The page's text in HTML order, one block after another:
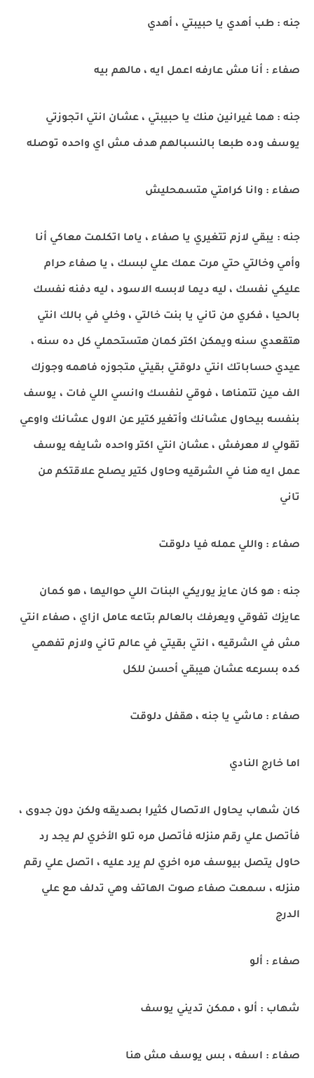
جنه : طب أهدي يا حبيبتي ، أهدي
صفاء : أنا مش عارفه اعمل ايه ، مالهم بيه
جنه : هما غيرانين منك يا حبيبتي ، عشان انتي اتجوزتي
يوسف وده طبعا بالنسبالهم هدف مش اي واحده توصله
صفاء : وانا كرامتي متسمحليش
جنه : يبقي لازم تتغيري يا صفاء ، ياما اتكلمت معاكي أنا
وأمي وخالتي حتي مرت عمك علي لبسك ، يا صفاء حرام
عليكي نفسك ، ليه ديما لابسه الاسود ، ليه دفنه نفسك
بالحيا ، فكري من تاني يا بنت خالتي ، وخلي في بالك انتي
هتقعدي سنه ويمكن اكتر كمان هتستحملي كل ده سنه ،
عيدي حساباتك انتي دلوقتي بقيتي متجوزه فاهمه وجوزك
الف مين تتمناها ، فوقي لنفسك وانسي اللي فات ، يوسف
بنفسه بيحاول عشانك وأتغير كتير عن الاول عشانك واوعي
تقولي لا معرفش ، عشان انتي اكتر واحده شايفه يوسف
عمل ايه هنا في الشرقيه وحاول كتير يصلح علاقتكم من
تاني
صفاء : واللي عمله فيا دلوقت
جنه : هو كان عايز يوريكي البنات اللي حواليها ، هو كمان
عايزك تفوقي ويعرفك بالعالم بتاعه عامل ازاي ، صفاء انتي
مش في الشرقيه ، انتي بقيتي في عالم تاني ولازم تفهمي
كده بسرعه عشان هيبقي أحسن للكل
صفاء : ماشي يا جنه ، هقفل دلوقت
اما خارج النادي
كان شهاب يحاول الاتصال كثيرا بصديقه ولكن دون جدوى ،
فأتصل علي رقم منزله فأتصل مره تلو الأخري لم يجد رد
حاول يتصل بيوسف مره اخري لم يرد عليه ، اتصل علي رقم
منزله ، سمعت صفاء صوت الهاتف وهي تدلف مع علي
الدرج
صفاء : ألو
شهاب : ألو ، ممكن تديني يوسف
صفاء : اسفه ، بس يوسف مش هنا